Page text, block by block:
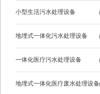
小型生活污水处理设备
地埋式一体化污水处理设备
一体化医疗污水处理设备
地埋式一体化医疗废水处理设备